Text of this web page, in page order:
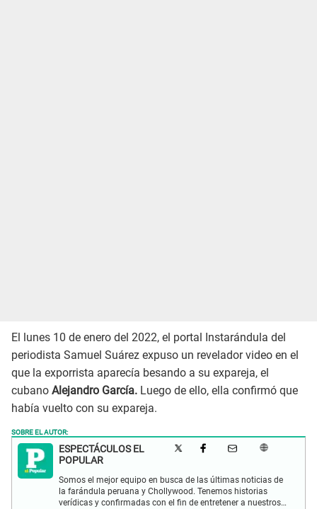
El lunes 10 de enero del 2022, el portal Instarándula del
periodista Samuel Suárez expuso un revelador video en el
que la exporrista aparecía besando a su expareja, el
cubano Alejandro García. Luego de ello, ella confirmó que
había vuelto con su expareja.
SOBRE EL AUTOR:
ESPECTÁCULOS EL
POPULAR
Somos el mejor equipo en busca de las últimas noticias de
la farándula peruana y Chollywood. Tenemos historias
verídicas y confirmadas con el fin de entretener a nuestros